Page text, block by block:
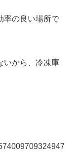
率の良い場所で
いから、冷凍庫